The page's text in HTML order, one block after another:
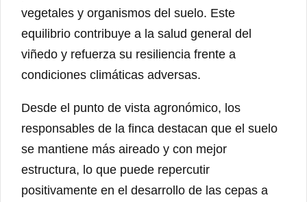
vegetales y organismos del suelo. Este
equilibrio contribuye a la salud general del
viñedo y refuerza su resiliencia frente a
condiciones climáticas adversas.
Desde el punto de vista agronómico, los
responsables de la finca destacan que el suelo
se mantiene más aireado y con mejor
estructura, lo que puede repercutir
positivamente en el desarrollo de las cepas a